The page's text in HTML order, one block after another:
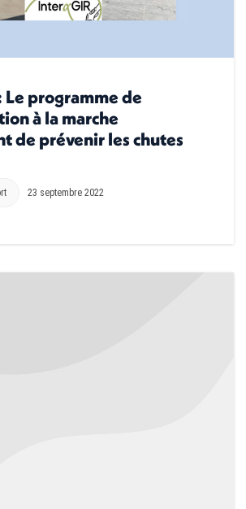
programme de
à la marche
de prévenir les chutes
23 septembre 2022